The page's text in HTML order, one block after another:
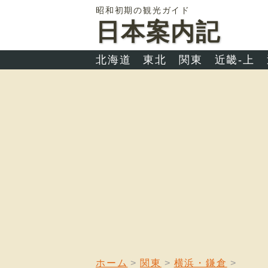
昭和初期の観光ガイド
日本案内記
北海道 東北 関東 近畿-上
ホーム 関東 横浜・鎌倉